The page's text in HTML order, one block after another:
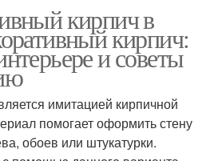
кирпич в
кирпич:
и советы
имитацией кирпичной
помогает оформить стену
обоев или штукатурки.